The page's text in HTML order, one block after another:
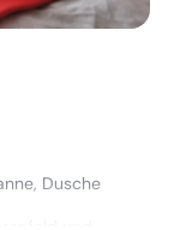
Dusche